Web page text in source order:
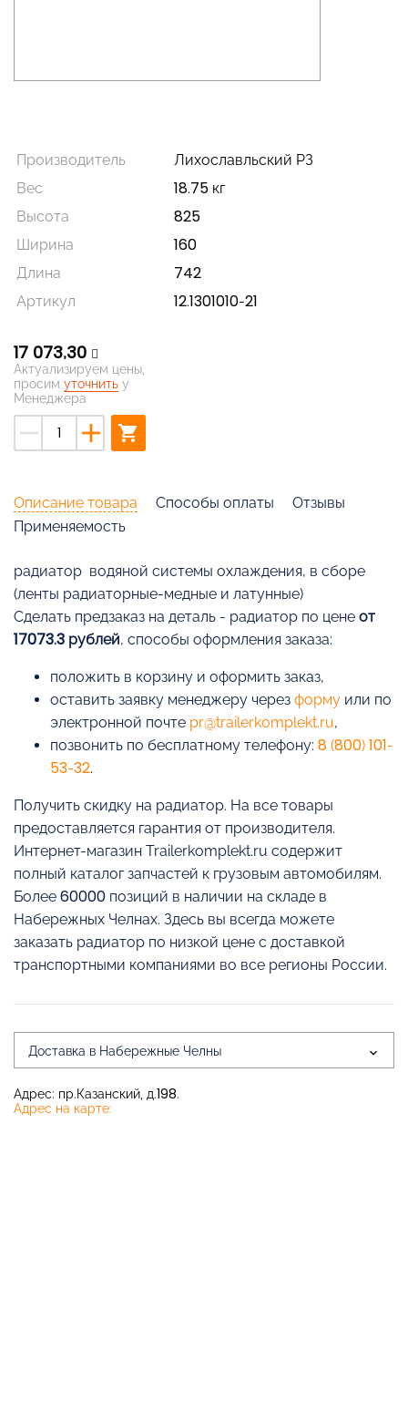
Производитель
Лихославльский РЗ
Вес
18.75 кг
Высота
825
Ширина
160
Длина
742
Артикул
12.1301010-21
17 073,30
Актуализируем цены,
просим уточнить у
Менеджера
remove add shopping_cart
Описание товара Способы оплаты
Отзывы
Применяемость
радиатор водяной системы охлаждения, в сборе
(ленты радиаторные-медные и латунные)
Cделать предзаказ на деталь - радиатор по цене от
17073.3 рублей, способы оформления заказа:
положить в корзину и оформить заказ,
оставить заявку менеджеру через форму или по
электронной почте pr@trailerkomplekt.ru,
позвонить по бесплатному телефону: 8 (800) 101-
53-32.
Получить скидку на радиатор. На все товары
предоставляется гарантия от производителя.
Интернет-магазин Trailerkomplekt.ru содержит
полный каталог запчастей к грузовым автомобилям.
Более 60000 позиций в наличии на складе в
Набережных Челнах. Здесь вы всегда можете
заказать радиатор по низкой цене с доставкой
транспортными компаниями во все регионы России.
Доставка в Набережные Челны
Адрес: пр.Казанский, д.198.
Адрес на карте: